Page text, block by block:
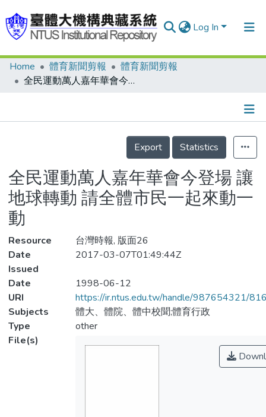
Log In
Communities & Collections
Statistics
Home 體育新聞剪報
體育新聞剪報
全民運動萬人嘉年華會今登場 讓地球轉動 請全體市民一起來動一動
Details
Export
Statistics
全民運動萬人嘉年華會今登場 讓
地球轉動 請全體市民一起來動一
動
Resource
台灣時報, 版面26
Date
Issued
2017-03-07T01:49:44Z
Date
1998-06-12
URI
https://ir.ntus.edu.tw/handle/987654321/
Subjects
體大、體院、體中校聞;體育行政
Type
other
File(s)